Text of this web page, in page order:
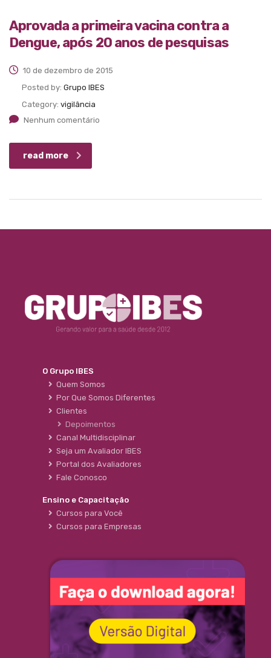
Aprovada a primeira vacina contra a
Dengue, após 20 anos de pesquisas
10 de dezembro de 2015
Posted by: Grupo IBES
Category: vigilância
Nenhum comentário
read more
O Grupo IBES
Quem Somos
Por Que Somos Diferentes
Clientes
Depoimentos
Canal Multidisciplinar
Seja um Avaliador IBES
Portal dos Avaliadores
Fale Conosco
Ensino e Capacitação
Cursos para Você
Cursos para Empresas